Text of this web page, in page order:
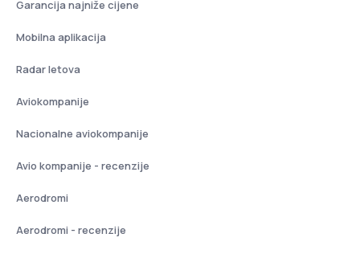
Garancija najniže cijene
Mobilna aplikacija
Radar letova
Aviokompanije
Nacionalne aviokompanije
Avio kompanije - recenzije
Aerodromi
Aerodromi - recenzije